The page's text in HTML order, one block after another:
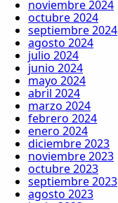
noviembre 2024
octubre 2024
septiembre 2024
agosto 2024
julio 2024
junio 2024
mayo 2024
abril 2024
marzo 2024
febrero 2024
enero 2024
diciembre 2023
noviembre 2023
octubre 2023
septiembre 2023
agosto 2023